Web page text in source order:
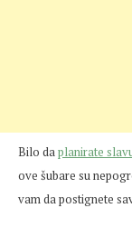
Bilo daplanirate
ove šubare su
vam da postignete